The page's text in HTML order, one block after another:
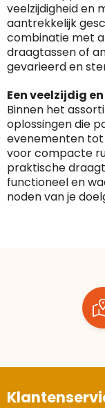
veelzijdigheid en
aantrekkelijk
combinatie met
draagtassen of
gevarieerd en
Een veelzijdig
Binnen het
oplossingen die
evenementen tot
voor compacte
praktische
functioneel en
noden van je